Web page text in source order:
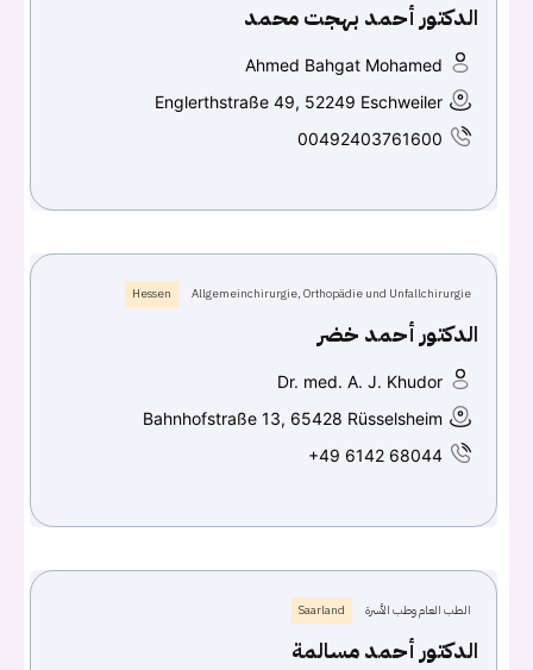
الدكتور أحمد بهجت محمد
Ahmed Bahgat Mohamed
Englerthstraße 49, 52249 Eschweiler
00492403761600
Allgemeinchirurgie, Orthopädie und Unfallchirurgie
Hessen
الدكتور أحمد خضر
Dr. med. A. J. Khudor
Bahnhofstraße 13, 65428 Rüsselsheim
+49 6142 68044
الطب العام وطب الأسرة Saarland
الدكتور أحمد مسالمة